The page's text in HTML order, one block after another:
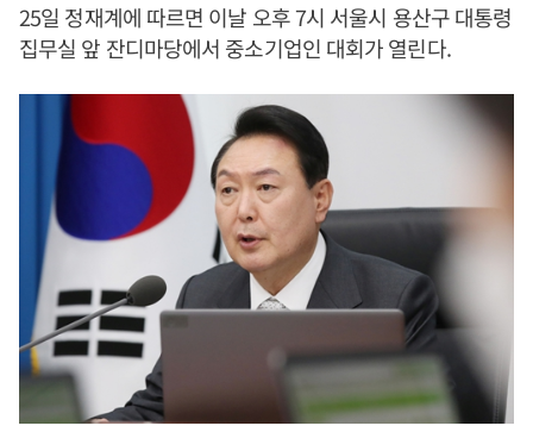
25일 정재계에 따르면 이날 오후 7시 서울시 용산구 대통령
집무실 앞 잔디마당에서 중소기업인 대회가 열린다.